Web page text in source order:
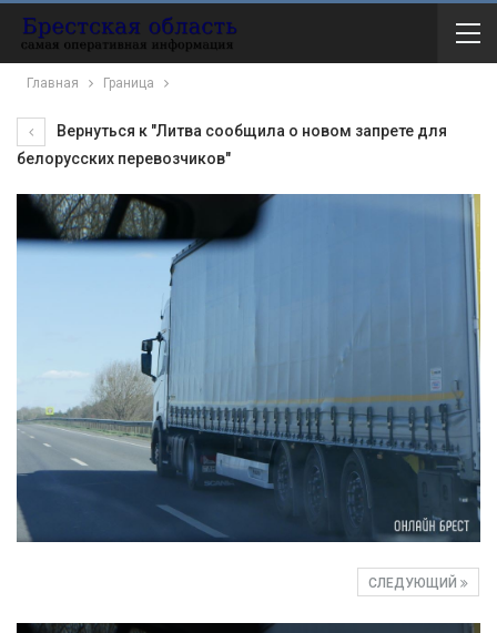
Главная Граница
Вернуться к "Литва сообщила о новом запрете для
белорусских перевозчиков"
СЛЕДУЮЩИЙ